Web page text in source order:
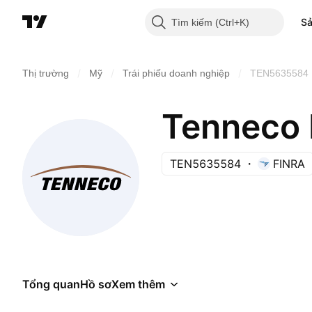
Tìm kiếm
Thị trường Mỹ Trái phiếu doanh nghiệp TEN5635584
TEN5635584 FINRA
Tổng quanHồ sơXem thêm